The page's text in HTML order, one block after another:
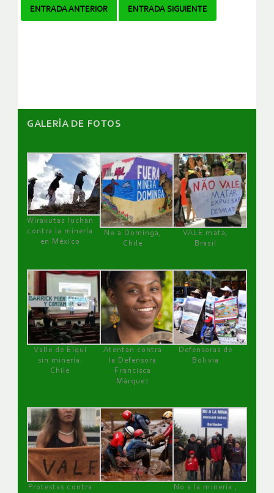
Navegador
ENTRADA ANTERIOR ENTRADA SIGUIENTE
GALERÌA DE FOTOS
Wirakutas luchan
contra la minería
en México
No a Dominga,
Chile
VALE mata,
Brasil
Valle de Elqui
sin minería.
Chile
Atentan contra
la Defensora
Francisca
Márquez
Defensoras de
Bolivia
Protestas contra
No a la minería ,